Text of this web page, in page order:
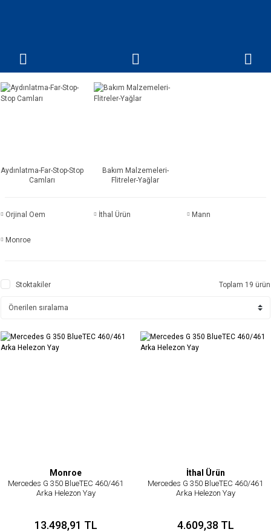
Aydınlatma-Far-Stop-Stop
Camları
Bakım Malzemeleri-
Flitreler-Yağlar
Orjinal Oem İthal Ürün Mann
Monroe
Stoktakiler Toplam 19 ürün
Monroe
Mercedes G 350 BlueTEC 460/461
Arka Helezon Yay
13.498,91 TL
İthal Ürün
Mercedes G 350 BlueTEC 460/461
Arka Helezon Yay
4.609,38 TL